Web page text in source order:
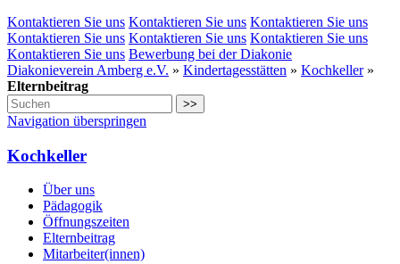
Kontaktieren Sie uns Kontaktieren Sie uns Kontaktieren Sie uns
Kontaktieren Sie uns Kontaktieren Sie uns Kontaktieren Sie uns
Kontaktieren Sie uns Bewerbung bei der Diakonie
Diakonieverein Amberg e.V. » Kindertagesstätten » Kochkeller»
Elternbeitrag
>>
Navigation überspringen
Kochkeller
Über uns
Pädagogik
Öffnungszeiten
Elternbeitrag
Mitarbeiter(innen)